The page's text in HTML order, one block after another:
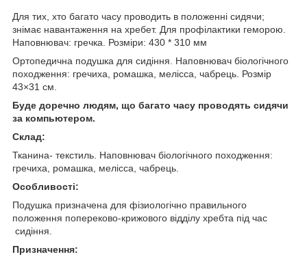
Для тих, хто багато часу проводить в положенні сидячи;
знімає навантаження на хребет. Для профілактики геморою.
Наповнювач: гречка. Розміри: 430 * 310 мм
Ортопедична подушка для сидіння. Наповнювач біологічного
походження: гречиха, ромашка, мелісса, чабрець. Розмір
43×31 см.
Буде доречно людям, що багато часу проводять сидячи
за компьютером.
Склад:
Тканина- текстиль. Наповнювач біологічного походження:
гречиха, ромашка, мелісса, чабрець.
Особливості:
Подушка призначена для фізиологічно правильного
положення попереково-крижового відділу хребта під час
сидіння.
Призначення: